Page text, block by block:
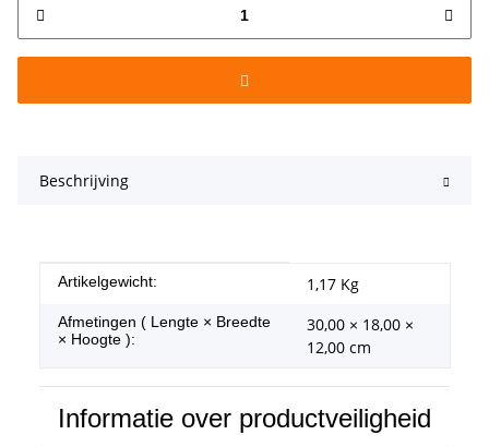
Beschrijving
#productDetails.itemInformation#
#productDetails.itemValue#
Artikelgewicht: 1,17 Kg
Afmetingen ( Lengte × Breedte
× Hoogte ):
30,00 × 18,00 ×
12,00 cm
Informatie over productveiligheid